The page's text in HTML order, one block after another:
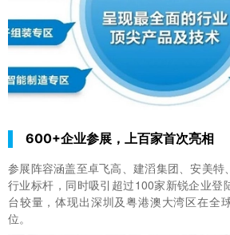
600+企业参展，上百家首次亮相
参展阵容涵盖至卓飞高、建滔集团、安美特
行业标杆，同时吸引超过100家新锐企业登
台较量，体现出深圳及粤港澳大湾区在全
位。